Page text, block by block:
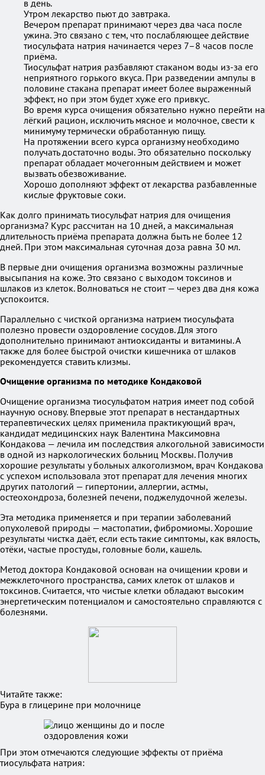
в день.
Утром лекарство пьют до завтрака.
Вечером препарат принимают через два часа после
ужина. Это связано с тем, что послабляющее действие
тиосульфата натрия начинается через 7–8 часов после
приёма.
Тиосульфат натрия разбавляют стаканом воды из-за его
неприятного горького вкуса. При разведении ампулы в
половине стакана препарат имеет более выраженный
эффект, но при этом будет хуже его привкус.
Во время курса очищения обязательно нужно перейти на
лёгкий рацион, исключить мясное и молочное, свести к
минимуму термически обработанную пищу.
На протяжении всего курса организму необходимо
получать достаточно воды. Это обязательно поскольку
препарат обладает мочегонным действием и может
вызвать обезвоживание.
Хорошо дополняют эффект от лекарства разбавленные
кислые фруктовые соки.
Как долго принимать тиосульфат натрия для очищения
организма? Курс рассчитан на 10 дней, а максимальная
длительность приёма препарата должна быть не более 12
дней. При этом максимальная суточная доза равна 30 мл.
В первые дни очищения организма возможны различные
высыпания на коже. Это связано с выходом токсинов и
шлаков из клеток. Волноваться не стоит — через два дня кожа
успокоится.
Параллельно с чисткой организма натрием тиосульфата
полезно провести оздоровление сосудов. Для этого
дополнительно принимают антиоксиданты и витамины. А
также для более быстрой очистки кишечника от шлаков
рекомендуется ставить клизмы.
Очищение организма по методике Кондаковой
Очищение организма тиосульфатом натрия имеет под собой
научную основу. Впервые этот препарат в нестандартных
терапевтических целях применила практикующий врач,
кандидат медицинских наук Валентина Максимовна
Кондакова — лечила им последствия алкогольной зависимости
в одной из наркологических больниц Москвы. Получив
хорошие результаты у больных алкоголизмом, врач Кондакова
с успехом использовала этот препарат для лечения многих
других патологий — гипертонии, аллергии, астмы,
остеохондроза, болезней печени, поджелудочной железы.
Эта методика применяется и при терапии заболеваний
опухолевой природы — мастопатии, фибромиомы. Хорошие
результаты чистка даёт, если есть такие симптомы, как вялость,
отёки, частые простуды, головные боли, кашель.
Метод доктора Кондаковой основан на очищении крови и
межклеточного пространства, самих клеток от шлаков и
токсинов. Считается, что чистые клетки обладают высоким
энергетическим потенциалом и самостоятельно справляются с
болезнями.
Читайте также:
Бура в глицерине при молочнице
При этом отмечаются следующие эффекты от приёма
тиосульфата натрия: